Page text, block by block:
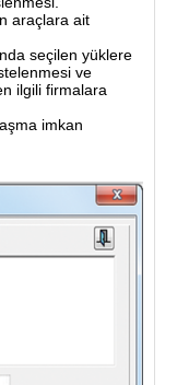
araçlara ait
seçilen yüklere
ve
ilgili firmalara
imkan